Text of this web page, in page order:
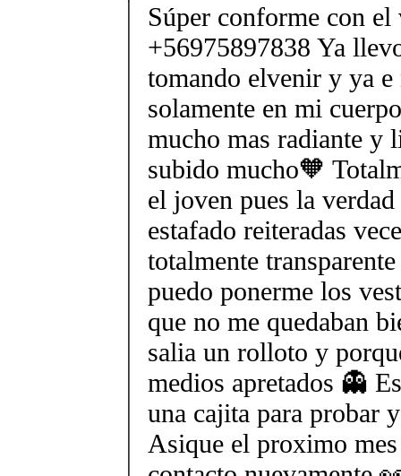
Súper conforme con el
+56975897838 Ya
tomando elvenir y ya
solamente en mi
mucho mas radiante y
subido mucho🧡
el joven pues la
estafado reiteradas
totalmente
puedo ponerme los
que no me quedaban
salia un rolloto y
medios apretados 👻
una cajita para probar
Asique el proximo mes